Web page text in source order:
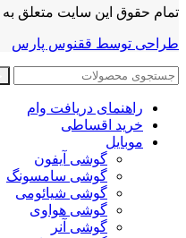
تمام حقوق این سایت متعلق به
طراحی توسط ققنوس پارس
راهنمای دریافت وام
خرید اقساطی
موبایل
گوشی آیفون
گوشی سامسونگ
گوشی شیائومی
گوشی هواوی
گوشی آنر